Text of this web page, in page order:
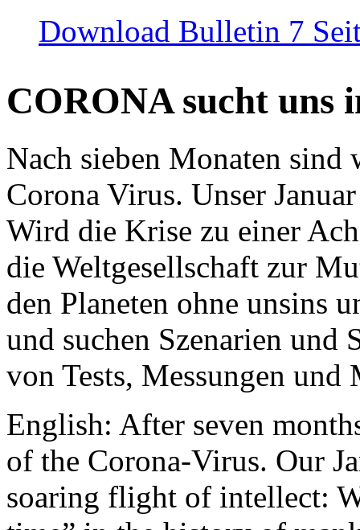
Download Bulletin 7
CORONA sucht uns
Nach sieben Monaten
Corona Virus. Unser
Wird die Krise zu einer
die Weltgesellschaft zur
den Planeten ohne unsins
und suchen Szenarien und
von Tests, Messungen und
English: After seven
of the Corona-Virus. Our
soaring flight of intellect: